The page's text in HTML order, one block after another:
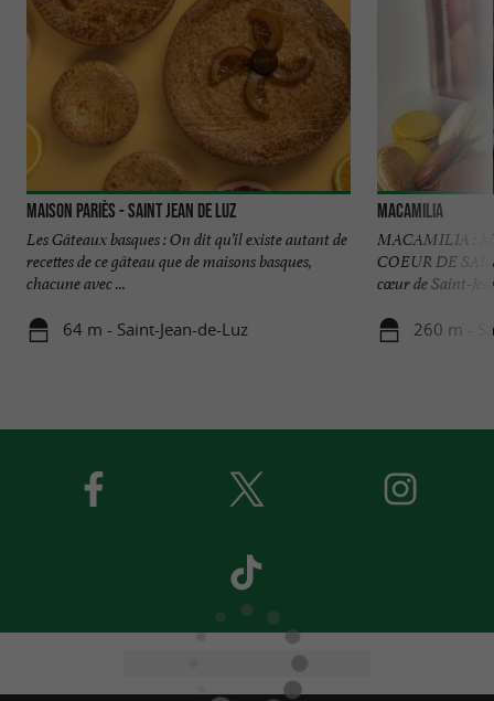
Maison Pariès - Saint Jean de Luz
Les Gâteaux basques : On dit qu’il existe autant de
recettes de ce gâteau que de maisons basques,
chacune avec ...
64 m - Saint-Jean-de-Luz
Macamilia
MACAMILIA :
COEUR DE
cœur de Saint-
260 m -